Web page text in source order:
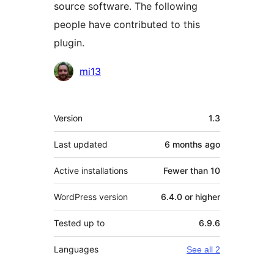
source software. The following
people have contributed to this
plugin.
Contributors
mi13
Meta
Version 1.3
Last updated 6 months ago
Active installations Fewer than 10
WordPress version 6.4.0 or higher
Tested up to 6.9.6
Languages See all 2